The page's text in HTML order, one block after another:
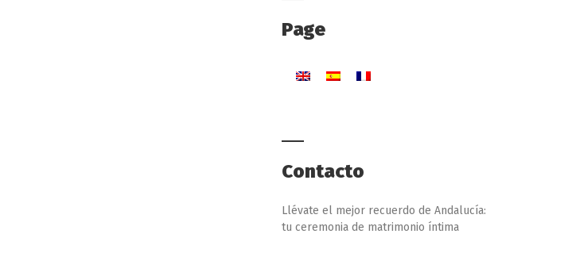
Page
Contacto
Llévate el mejor recuerdo de Andalucía:
tu ceremonia de matrimonio íntima